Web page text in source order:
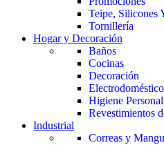
Teipe, Silicones
Tornillería
Hogar y Decoración
Baños
Cocinas
Decoración
Higiene Personal
Revestimientos
Industrial
Correas y